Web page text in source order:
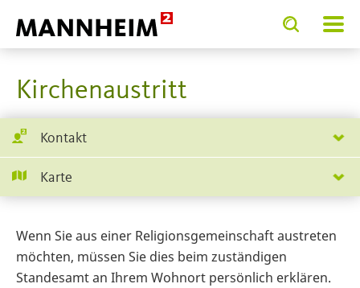
Toggle
search
input
Toggle
search
input
Kirchenaustritt
Kontakt
Karte
Wenn Sie aus einer Religionsgemeinschaft austreten
möchten, müssen Sie dies beim zuständigen
Standesamt an Ihrem Wohnort persönlich erklären.